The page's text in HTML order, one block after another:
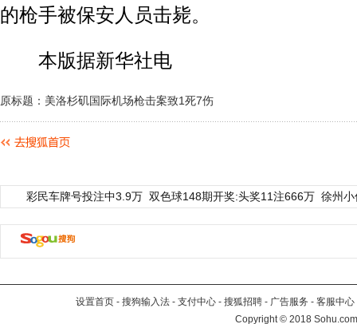
的枪手被保安人员击毙。
本版据新华社电
原标题：美洛杉矶国际机场枪击案致1死7伤
彩民车牌号投注中3.9万 双色球148期开奖:头奖11注666万 徐州
设置首页 - 搜狗输入法 - 支付中心 - 搜狐招聘 - 广告服务 - 客服中心
Copyright©2018